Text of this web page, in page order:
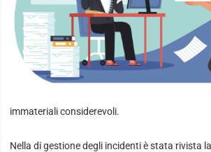
immateriali considerevoli.
Nella di gestione degli incidenti è stata rivista